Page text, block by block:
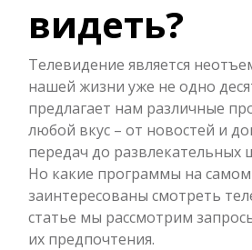
видеть?
Телевидение является
нашей жизни уже не одно
предлагает нам различные
любой вкус – от новостей и
передач до развлекательных
Но какие программы на
заинтересованы смотреть
статье мы рассмотрим
их предпочтения.